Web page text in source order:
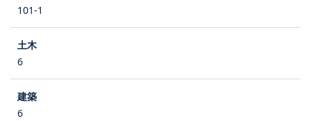
101-1
6
6